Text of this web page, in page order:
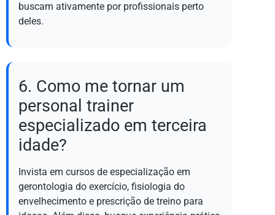
buscam ativamente por profissionais perto
deles.
6. Como me tornar um
personal trainer
especializado em terceira
idade?
Invista em cursos de especialização em
gerontologia do exercício, fisiologia do
envelhecimento e prescrição de treino para